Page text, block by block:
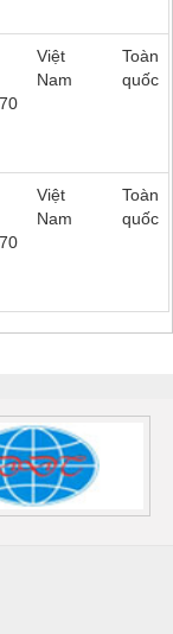
Việt
Nam
Toàn
quốc
Việt
Nam
Toàn
quốc